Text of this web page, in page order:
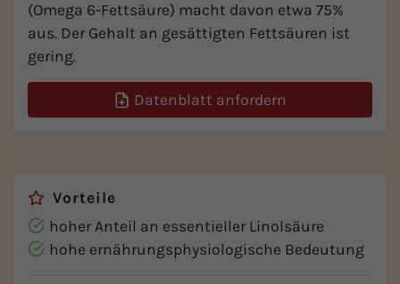
(Omega 6-Fettsäure) macht davon etwa 75%
aus. Der Gehalt an gesättigten Fettsäuren ist
gering.
Datenblatt anfordern
Vorteile
hoher Anteil an essentieller Linolsäure
hohe ernährungsphysiologische Bedeutung